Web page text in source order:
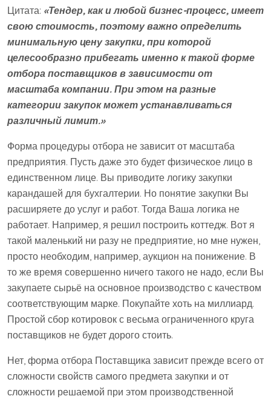
Цитата: «Тендер, как и любой бизнес-процесс, имеет
свою стоимость, поэтому важно определить
минимальную цену закупки, при которой
целесообразно прибегать именно к такой форме
отбора поставщиков в зависимости от
масштаба компании. При этом на разные
категории закупок может устанавливаться
различный лимит.»
Форма процедуры отбора не зависит от масштаба
предприятия. Пусть даже это будет физическое лицо в
единственном лице. Вы приводите логику закупки
карандашей для бухгалтерии. Но понятие закупки Вы
расширяете до услуг и работ. Тогда Ваша логика не
работает. Например, я решил построить коттедж. Вот я
такой маленький ни разу не предприятие, но мне нужен,
просто необходим, например, аукцион на понижение. В
то же время совершенно ничего такого не надо, если Вы
закупаете сырьё на основное производство с качеством
соответствующим марке. Покупайте хоть на миллиард.
Простой сбор котировок с весьма ограниченного круга
поставщиков не будет дорого стоить.
Нет, форма отбора Поставщика зависит прежде всего от
сложности свойств самого предмета закупки и от
сложности решаемой при этом производственной